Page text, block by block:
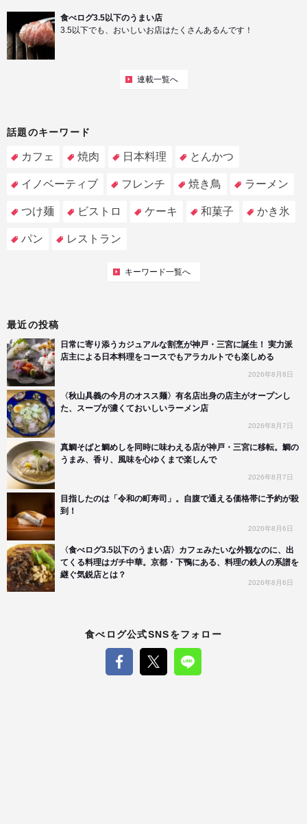
食べログ3.5以下のうまい店
3.5以下でも、おいしいお店はたくさんあるんです！
連載一覧へ
話題のキーワード
カフェ 焼肉 日本料理 とんかつ
イノベーティブ フレンチ 焼き鳥 ラーメン
つけ麺 ビストロ ケーキ 和菓子 かき氷
パン レストラン
キーワード一覧へ
最近の投稿
日常に寄り添うカジュアルな割烹が神戸・三宮に誕生！ 実力派
店主による日本料理をコースでもアラカルトでも楽しめる
2026年8月8日
〈秋山具義の今月のオスス麺〉有名店出身の店主がオープンし
た、スープが濃くておいしいラーメン店
2026年8月7日
真鯛そばと鯛めしを同時に味わえる店が神戸・三宮に移転。鯛の
うまみ、香り、風味を心ゆくまで楽しんで
2026年8月7日
目指したのは「令和の町寿司」。自腹で通える価格帯に予約が殺
到！
2026年8月6日
〈食べログ3.5以下のうまい店〉カフェみたいな外観なのに、出
てくる料理はガチ中華。京都・下鴨にある、料理の鉄人の系譜を
継ぐ気鋭店とは？
2026年8月6日
食べログ公式SNSをフォロー